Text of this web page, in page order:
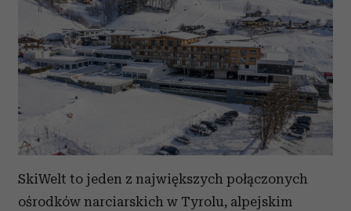
SkiWelt to jeden z największych połączonych
ośrodków narciarskich w Tyrolu, alpejskim